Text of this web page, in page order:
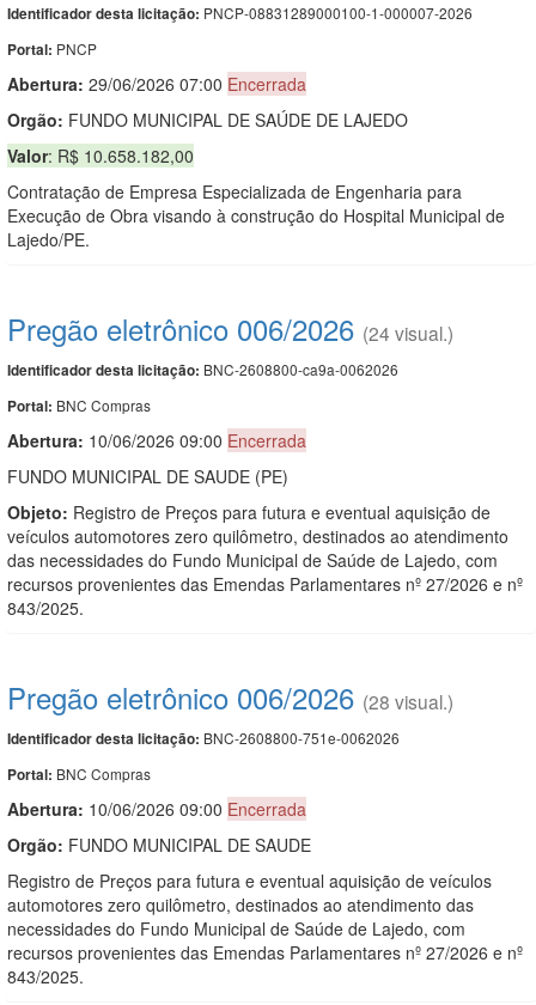
Identificador desta licitação: PNCP-08831289000100-1-000007-2026
Portal: PNCP
Abertura: 29/06/2026 07:00 Encerrada
Orgão: FUNDO MUNICIPAL DE SAÚDE DE LAJEDO
Valor: R$ 10.658.182,00
Contratação de Empresa Especializada de Engenharia para
Execução de Obra visando à construção do Hospital Municipal de
Lajedo/PE.
Pregão eletrônico 006/2026 (24 visual.)
Identificador desta licitação: BNC-2608800-ca9a-0062026
Portal: BNC Compras
Abertura: 10/06/2026 09:00 Encerrada
FUNDO MUNICIPAL DE SAUDE (PE)
Objeto: Registro de Preços para futura e eventual aquisição de
veículos automotores zero quilômetro, destinados ao atendimento
das necessidades do Fundo Municipal de Saúde de Lajedo, com
recursos provenientes das Emendas Parlamentares nº 27/2026 e nº
843/2025.
Pregão eletrônico 006/2026 (28 visual.)
Identificador desta licitação: BNC-2608800-751e-0062026
Portal: BNC Compras
Abertura: 10/06/2026 09:00 Encerrada
Orgão: FUNDO MUNICIPAL DE SAUDE
Registro de Preços para futura e eventual aquisição de veículos
automotores zero quilômetro, destinados ao atendimento das
necessidades do Fundo Municipal de Saúde de Lajedo, com
recursos provenientes das Emendas Parlamentares nº 27/2026 e nº
843/2025.